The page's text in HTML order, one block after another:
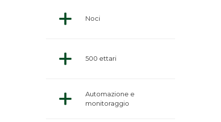
Noci
500 ettari
Automazione e
monitoraggio